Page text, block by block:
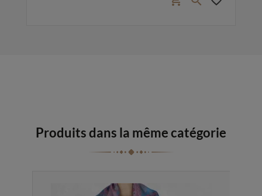
Produits dans la même catégorie